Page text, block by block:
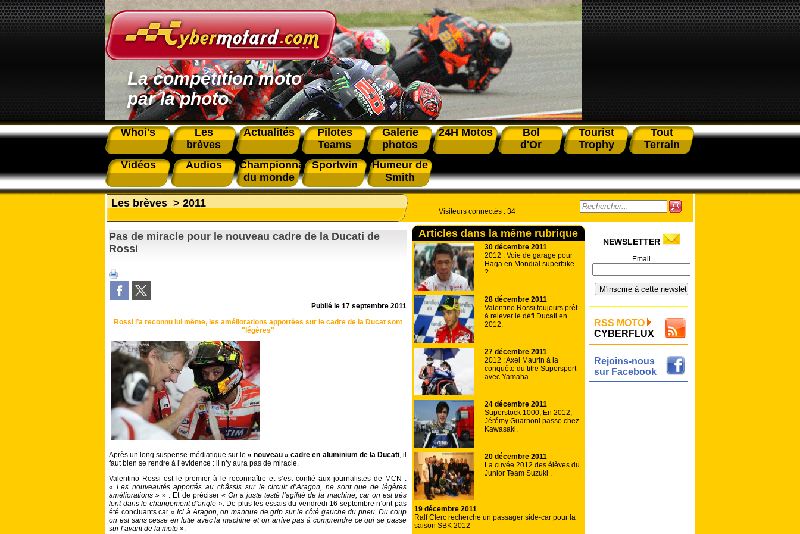
La compétition moto
par la photo
Whoi's
Les
brèves
Actualités
Pilotes
Teams
Galerie
photos
24H Motos
Bol
d'Or
Tourist
Trophy
Tout
Terrain
Vidéos
Audios
Championnat
du monde
Sportwin
Humeur de
Smith
Les brèves > 2011
Pas de miracle pour le nouveau cadre de la Ducati de
Rossi
Publié le 17 septembre 2011
Rossi l’a reconnu lui même, les améliorations apportées sur le cadre de la Ducat sont
"légères"
Après un long suspense médiatique sur le « nouveau » cadre en aluminium de la Ducati, il
faut bien se rendre à l’évidence : il n’y aura pas de miracle.
Valentino Rossi est le premier à le reconnaître et s’est confié aux journalistes de MCN :
« Les nouveautés apportés au châssis sur le circuit d’Aragon, ne sont que de légères
améliorations » » . Et de préciser « On a juste testé l’agilité de la machine, car on est très
lent dans le changement d’angle ». De plus les essais du vendredi 16 septembre n’ont pas
été concluants car « Ici à Aragon, on manque de grip sur le côté gauche du pneu. Du coup
on est sans cesse en lutte avec la machine et on arrive pas à comprendre ce qui se passe
sur l’avant de la moto ».
Visiteurs connectés : 34
Articles dans la même rubrique
30 décembre 2011
2012 : Voie de garage pour
Haga en Mondial superbike
?
28 décembre 2011
Valentino Rossi toujours prêt
à relever le défi Ducati en
2012.
27 décembre 2011
2012 : Axel Maurin à la
conquête du titre Supersport
avec Yamaha.
24 décembre 2011
Superstock 1000, En 2012,
Jérémy Guarnoni passe chez
Kawasaki.
20 décembre 2011
La cuvée 2012 des élèves du
Junior Team Suzuki .
19 décembre 2011
Ralf Clerc recherche un passager side-car pour la
saison SBK 2012
NEWSLETTER
Email
RSS MOTO
CYBERFLUX
Rejoins-nous
sur Facebook